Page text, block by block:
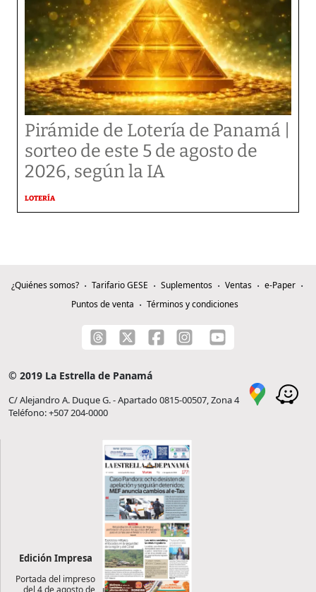
Pirámide de Lotería de Panamá |
sorteo de este 5 de agosto de
2026, según la IA
LOTERÍA
¿Quiénes somos? Tarifario GESE Suplementos Ventas
e-Paper
Puntos de venta
Términos y condiciones
© 2019 La Estrella de Panamá
C/ Alejandro A. Duque G. - Apartado 0815-00507, Zona 4
Teléfono: +507 204-0000
Edición Impresa
Portada del impreso
del 4 de agosto de